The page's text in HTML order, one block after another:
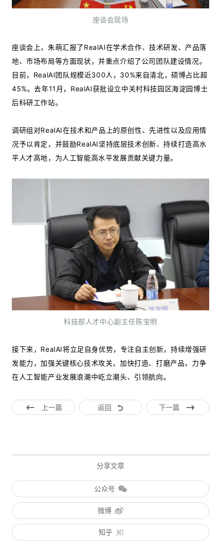
座谈会现场
座谈会上，朱萌汇报了RealAI在学术合作、技术研发、产品落
地、市场布局等方面现状，并重点介绍了公司团队建设情况。
目前，RealAI团队规模近300人，30%来自清北，硕博占比超
45%。去年11月，RealAI获批设立中关村科技园区海淀园博士
后科研工作站。
调研组对RealAI在技术和产品上的原创性、先进性以及应用情
况予以肯定，并鼓励RealAI坚持底层技术创新、持续打造高水
平人才高地，为人工智能高水平发展贡献关键力量。
科技部人才中心副主任陈宝明
接下来，RealAI将立足自身优势，专注自主创新，持续增强研
发能力，加强关键核心技术攻关，加快打造、打磨产品，力争
在人工智能产业发展浪潮中屹立潮头、引领航向。
上一篇 返回 下一篇
分享文章
公众号
微博
知乎